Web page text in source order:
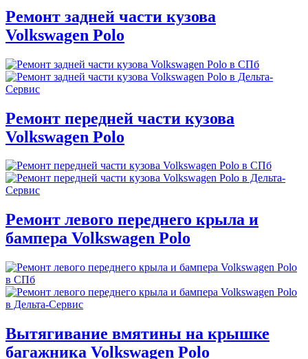
Ремонт задней части кузова
Volkswagen Polo
Ремонт передней части кузова
Volkswagen Polo
Ремонт левого переднего крыла и
бампера Volkswagen Polo
Вытягивание вмятины на крышке
багажника Volkswagen Polo